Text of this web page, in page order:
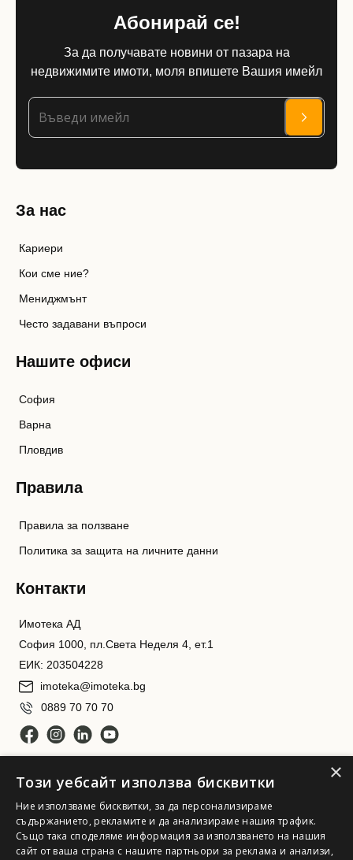
Абонирай се!
За да получавате новини от пазара на
недвижимите имоти, моля впишете Вашия имейл
За нас
Кариери
Кои сме ние?
Мениджмънт
Често задавани въпроси
Нашите офиси
София
Варна
Пловдив
Правила
Правила за ползване
Политика за защита на личните данни
Контакти
Имотека АД
София 1000, пл.Света Неделя 4, ет.1
ЕИК: 203504228
imoteka@imoteka.bg
0889 70 70 70
Имотека АД. Всички права запазени
×
Този уебсайт използва бисквитки
Ние използваме бисквитки, за да персонализираме
съдържанието, рекламите и да анализираме нашия трафик.
Също така споделяме информация за използването на нашия
сайт от ваша страна с нашите партньори за реклама и анализи,